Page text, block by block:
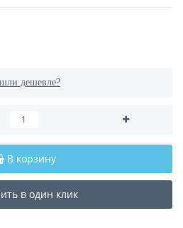
дешевле?
В корзину
в один клик